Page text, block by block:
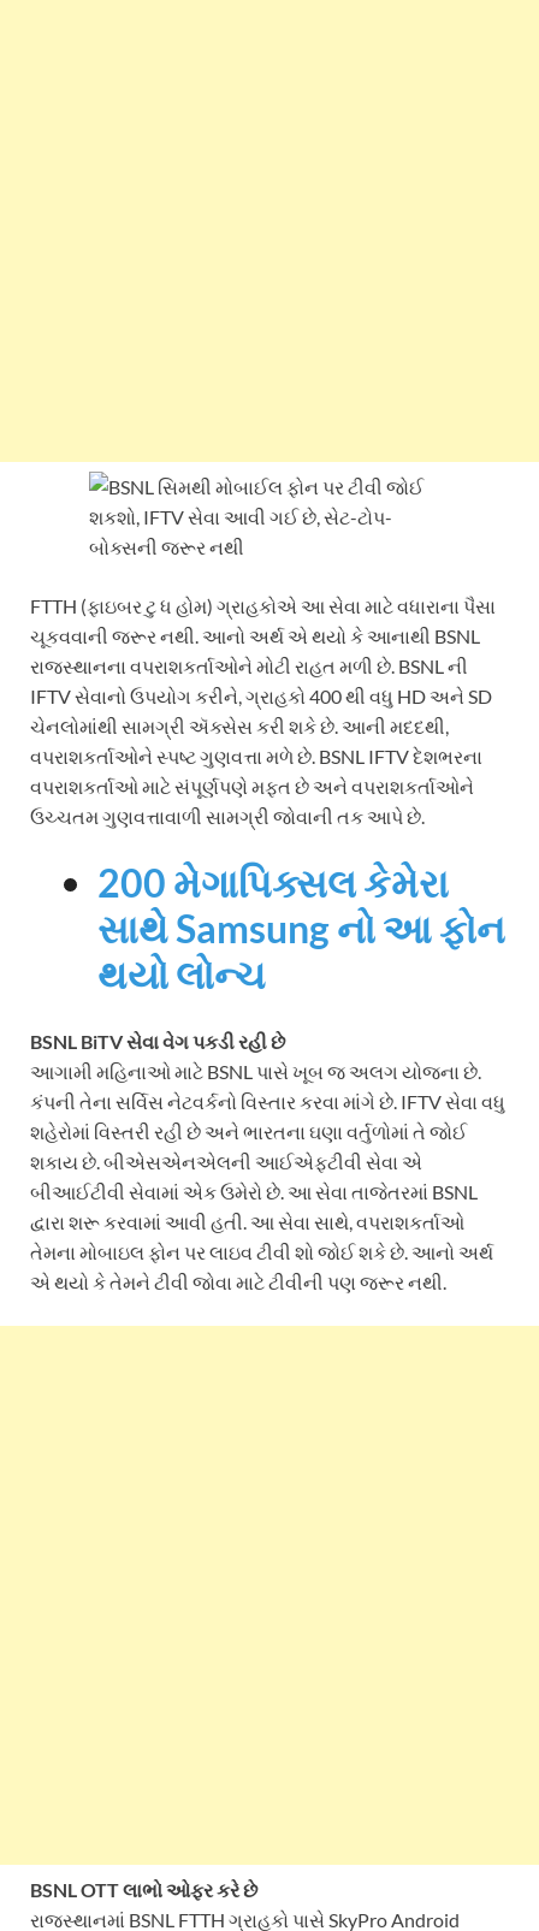
FTTH (ફાઇબર ટુ ધ હોમ) ગ્રાહકોએ આ સેવા માટે વધારાના પૈસા
ચૂકવવાની જરૂર નથી. આનો અર્થ એ થયો કે આનાથી BSNL
રાજસ્થાનના વપરાશકર્તાઓને મોટી રાહત મળી છે. BSNL ની
IFTV સેવાનો ઉપયોગ કરીને, ગ્રાહકો 400 થી વધુ HD અને SD
ચેનલોમાંથી સામગ્રી ઍક્સેસ કરી શકે છે. આની મદદથી,
વપરાશકર્તાઓને સ્પષ્ટ ગુણવત્તા મળે છે. BSNL IFTV દેશભરના
વપરાશકર્તાઓ માટે સંપૂર્ણપણે મફત છે અને વપરાશકર્તાઓને
ઉચ્ચતમ ગુણવત્તાવાળી સામગ્રી જોવાની તક આપે છે.
200 મેગાપિક્સલ કેમેરા
સાથે Samsung નો આ ફોન
થયો લોન્ચ
BSNL BiTV સેવા વેગ પકડી રહી છે
આગામી મહિનાઓ માટે BSNL પાસે ખૂબ જ અલગ યોજના છે.
કંપની તેના સર્વિસ નેટવર્કનો વિસ્તાર કરવા માંગે છે. IFTV સેવા વધુ
શહેરોમાં વિસ્તરી રહી છે અને ભારતના ઘણા વર્તુળોમાં તે જોઈ
શકાય છે. બીએસએનએલની આઈએફટીવી સેવા એ
બીઆઈટીવી સેવામાં એક ઉમેરો છે. આ સેવા તાજેતરમાં BSNL
દ્વારા શરૂ કરવામાં આવી હતી. આ સેવા સાથે, વપરાશકર્તાઓ
તેમના મોબાઇલ ફોન પર લાઇવ ટીવી શો જોઈ શકે છે. આનો અર્થ
એ થયો કે તેમને ટીવી જોવા માટે ટીવીની પણ જરૂર નથી.
BSNL OTT લાભો ઓફર કરે છે
રાજસ્થાનમાં BSNL FTTH ગ્રાહકો પાસે SkyPro Android